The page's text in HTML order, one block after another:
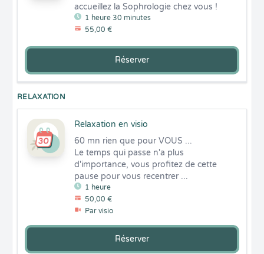
1 heure 30 minutes
55,00 €
accueillez la Sophrologie chez vous !
Réserver
RELAXATION
Relaxation en visio
1 heure
50,00 €
Par visio
60 mn rien que pour VOUS ...
Le temps qui passe n'a plus
d'importance, vous profitez de cette
pause pour vous recentrer ...
Réserver